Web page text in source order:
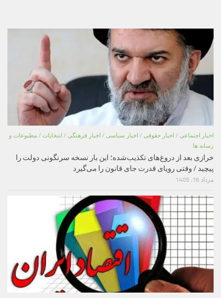
اخبار اجتماعی / اخبار حقوقی / اخبار سیاسی / اخبار فرهنگی / انتخابات / مطبوعات و
رسانه ها
خرازی بعد از دروغ‌های تکذیب‌شده؛ این بار نسخه سرنگونی دولت را
پیچید / وقتی رویای قدرت جای قانون را می‌گیرد
مرداد 16, 1405